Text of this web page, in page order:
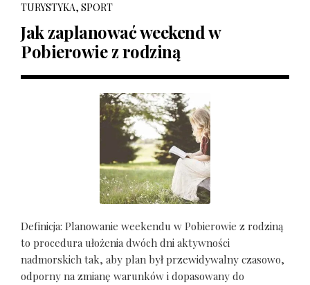
TURYSTYKA, SPORT
Jak zaplanować weekend w
Pobierowie z rodziną
Definicja: Planowanie weekendu w Pobierowie z rodziną
to procedura ułożenia dwóch dni aktywności
nadmorskich tak, aby plan był przewidywalny czasowo,
odporny na zmianę warunków i dopasowany do